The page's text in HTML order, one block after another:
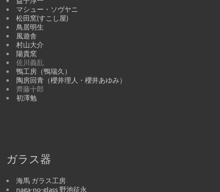
マシュー・ソヴヤニ
松田窯(すこし屋)
鳥居明生
風遊舎
村山大介
陽貴窯
佐川義乱
鴨工房（鴨瑞久）
陶房回青（櫻井理人・櫻井あゆみ）
齊藤十郎
初澤勉
ガラス器
海馬 ガラス工房
naga-no-glass 野池征永